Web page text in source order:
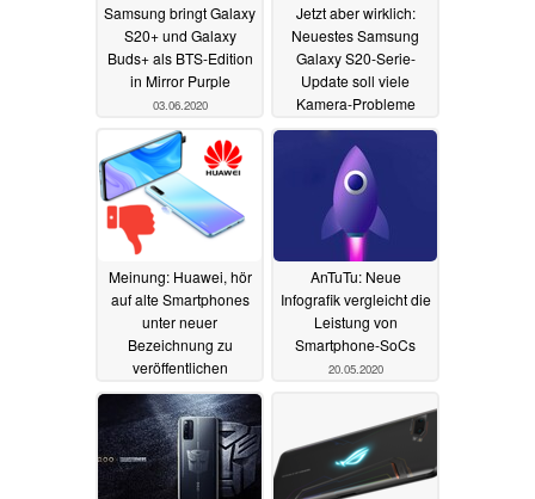
Samsung bringt Galaxy
S20+ und Galaxy
Buds+ als BTS-Edition
in Mirror Purple
03.06.2020
Jetzt aber wirklich:
Neuestes Samsung
Galaxy S20-Serie-
Update soll viele
Kamera-Probleme
beseitigen22.05.2020
Meinung: Huawei, hör
auf alte Smartphones
unter neuer
Bezeichnung zu
veröffentlichen
21.05.2020
AnTuTu: Neue
Infografik vergleicht die
Leistung von
Smartphone-SoCs
20.05.2020